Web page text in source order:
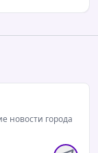
новости города